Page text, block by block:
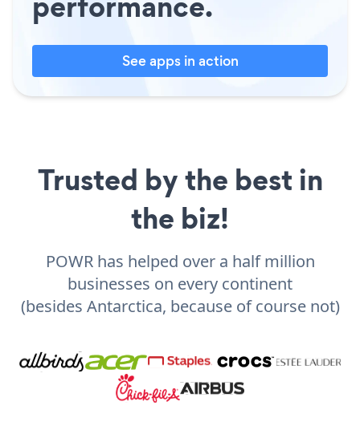
See apps in action
Trusted by the best in
the biz!
POWR has helped over a half million
businesses on every continent
(besides Antarctica, because of course not)